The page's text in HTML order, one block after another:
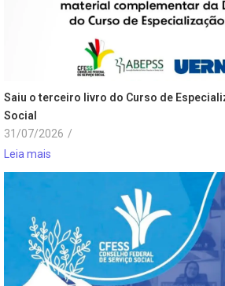
Saiu o terceiro livro do Curso de
Social
31/07/2026 /
Leia mais